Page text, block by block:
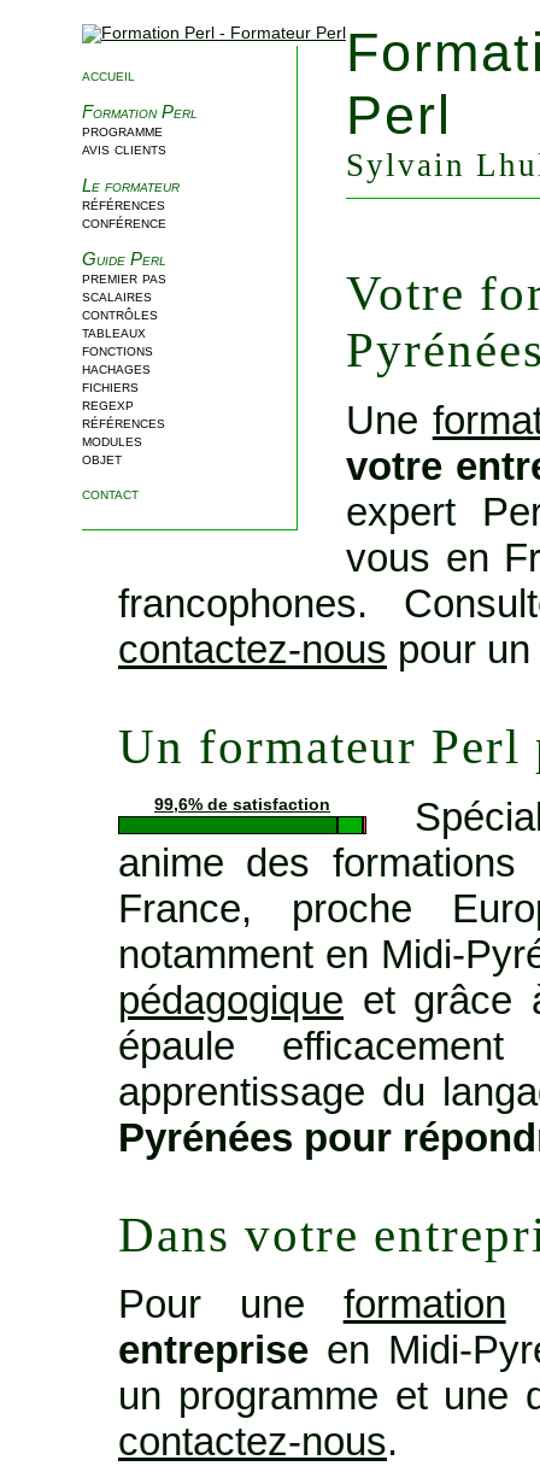
accueil
Formation Perl
programme
avis clients
Le formateur
références
conférence
Guide Perl
premier pas
scalaires
contrôles
tableaux
fonctions
hachages
fichiers
regexp
références
modules
objet
contact
Perl
Sylvain
Votre
Une
votre
expert
vous en
francophones.
contactez-nous pour
Un formateur Perl
99,6% de satisfaction
anime des
France, proche
notamment en Midi-
pédagogique et grâce
épaule
apprentissage du
Pyrénées pour
Dans votre
Pour une formation
entreprise en Midi-
un programme et une
contactez-nous.